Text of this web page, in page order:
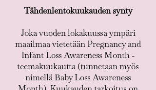
Tähdenlentokuukauden synty
Joka vuoden lokakuussa ympäri
maailmaa vietetään Pregnancy and
Infant Loss Awareness Month -
teemakuukautta (tunnetaan myös
nimellä Baby Loss Awareness